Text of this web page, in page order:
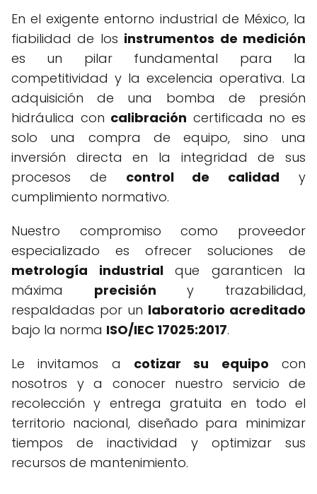
En el exigente entorno industrial de México, la
fiabilidad de los instrumentos de medición
es un pilar fundamental para la
competitividad y la excelencia operativa. La
adquisición de una bomba de presión
hidráulica con calibración certificada no es
solo una compra de equipo, sino una
inversión directa en la integridad de sus
procesos de control de calidad y
cumplimiento normativo.
Nuestro compromiso como proveedor
especializado es ofrecer soluciones de
metrología industrialque garanticen la
máxima precisión y trazabilidad,
respaldadas por un laboratorio acreditado
bajo la norma ISO/IEC 17025:2017.
Le invitamos a cotizar su equipo con
nosotros y a conocer nuestro servicio de
recolección y entrega gratuita en todo el
territorio nacional, diseñado para minimizar
tiempos de inactividad y optimizar sus
recursos de mantenimiento.